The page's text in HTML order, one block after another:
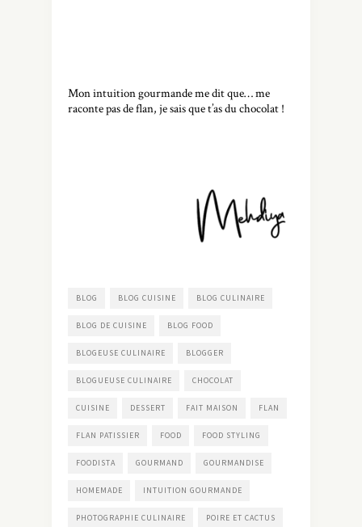
Mon intuition gourmande me dit que… me
raconte pas de flan, je sais que t’as du chocolat !
BLOG BLOG CUISINE BLOG CULINAIRE
BLOG DE CUISINE BLOG FOOD
BLOGEUSE CULINAIRE BLOGGER
BLOGUEUSE CULINAIRE CHOCOLAT
CUISINE DESSERT FAIT MAISON FLAN
FLAN PATISSIER FOOD FOOD STYLING
FOODISTA GOURMAND GOURMANDISE
HOMEMADE INTUITION GOURMANDE
PHOTOGRAPHIE CULINAIRE POIRE ET CACTUS